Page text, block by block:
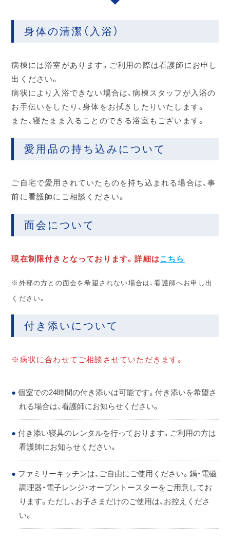
身体の清潔（入浴）
病棟には浴室があります。ご利用の際は看護師にお申し
出ください。
病状により入浴できない場合は、病棟スタッフが入浴の
お手伝いをしたり、身体をお拭きしたりいたします。
また、寝たまま入ることのできる浴室もございます。
愛用品の持ち込みについて
ご自宅で愛用されていたものを持ち込まれる場合は、事
前に看護師にご相談ください。
面会について
現在制限付きとなっております。詳細はこちら
※外部の方との面会を希望されない場合は、看護師へお申し出
ください。
付き添いについて
※病状に合わせてご相談させていただきます。
個室での24時間の付き添いは可能です。付き添いを希望さ
れる場合は、看護師にお知らせください。
付き添い寝具のレンタルを行っております。ご利用の方は
看護師にお知らせください。
ファミリーキッチンは、ご自由にご使用ください。鍋・電磁
調理器・電子レンジ・オーブントースターをご用意してお
ります。ただし、お子さまだけのご使用は、お控えくださ
い。